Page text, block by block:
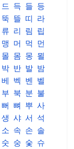
드 득 들 등
뚝 뜰 띠 라
류 리 림 립
맹 머 먹 먼
몰 몸 몽 묄
박 반 발 밤
베 벡 벤 벨
부 북 분 불
뻐 뼈 뿌 사
생 샤 서 석
소 속 손 솔
숫 숭 숯 슈